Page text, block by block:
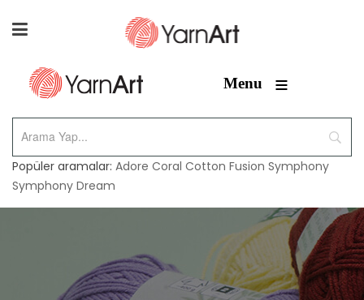
Menu ≡
Popüler aramalar: Adore Coral Cotton Fusion Symphony
Symphony Dream